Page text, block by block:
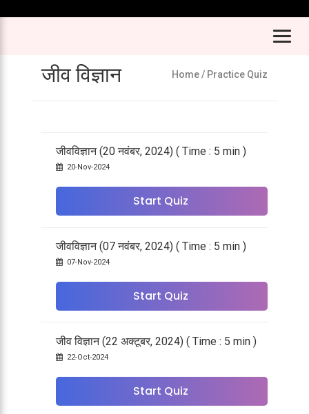
जीव विज्ञान Home/ Practice Quiz
जीवविज्ञान (20 नवंबर, 2024) ( Time : 5 min )
20-Nov-2024
Start Quiz
जीवविज्ञान (07 नवंबर, 2024) ( Time : 5 min )
07-Nov-2024
Start Quiz
जीव विज्ञान (22 अक्टूबर, 2024) ( Time : 5 min )
22-Oct-2024
Start Quiz